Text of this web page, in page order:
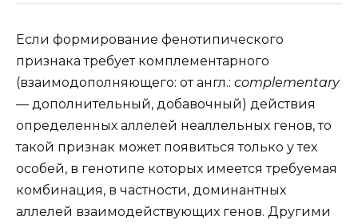
Если формирование фенотипического
признака требует комплементарного
(взаимодополняющего: от англ.: complementary
— дополнительный, добавочный) действия
определенных аллелей неаллельных генов, то
такой признак может появиться только у тех
особей, в генотипе которых имеется требуемая
комбинация, в частности, доминантных
аллелей взаимодействующих генов. Другими